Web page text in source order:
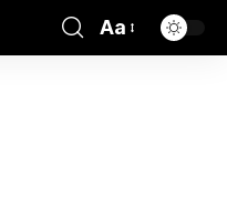
Aa